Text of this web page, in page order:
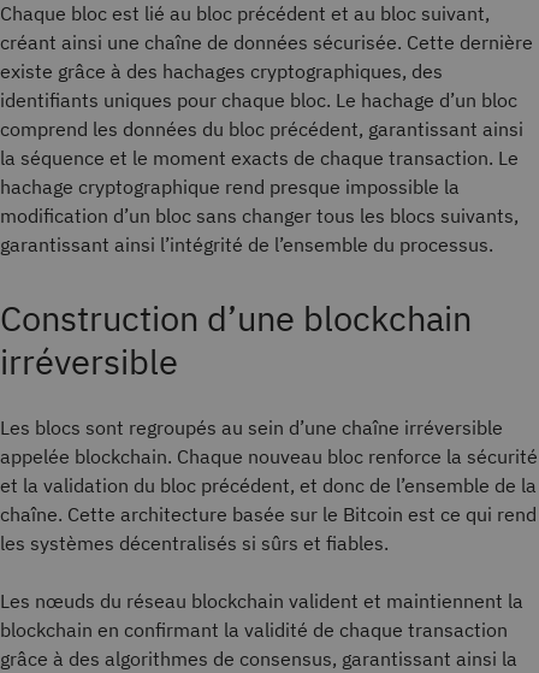
Chaque bloc est lié au bloc précédent et au bloc suivant,
créant ainsi une chaîne de données sécurisée. Cette dernière
existe grâce à des hachages cryptographiques, des
identifiants uniques pour chaque bloc. Le hachage d’un bloc
comprend les données du bloc précédent, garantissant ainsi
la séquence et le moment exacts de chaque transaction. Le
hachage cryptographique rend presque impossible la
modification d’un bloc sans changer tous les blocs suivants,
garantissant ainsi l’intégrité de l’ensemble du processus.
Construction d’une blockchain
irréversible
Les blocs sont regroupés au sein d’une chaîne irréversible
appelée blockchain. Chaque nouveau bloc renforce la sécurité
et la validation du bloc précédent, et donc de l’ensemble de la
chaîne. Cette architecture basée sur le Bitcoin est ce qui rend
les systèmes décentralisés si sûrs et fiables.
Les nœuds du réseau blockchain valident et maintiennent la
blockchain en confirmant la validité de chaque transaction
grâce à des algorithmes de consensus, garantissant ainsi la